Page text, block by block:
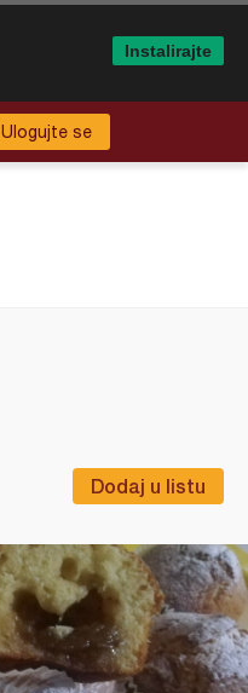
Ulogujte se
Dodaj u listu
Instalirajte